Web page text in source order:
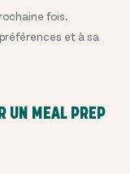
fois.
et à sa
UN MEAL PREP